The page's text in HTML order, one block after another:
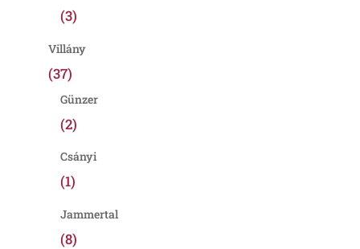
(3)
Villány
(37)
Günzer
(2)
Csányi
(1)
Jammertal
(8)